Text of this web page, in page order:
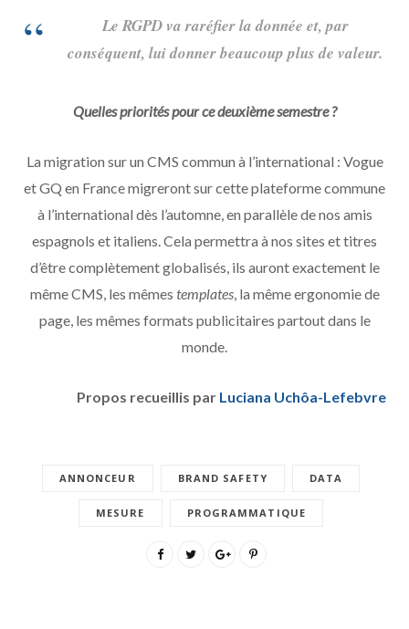
Le RGPD va raréfier la donnée et, par
conséquent, lui donner beaucoup plus de valeur.
Quelles priorités pour ce deuxième semestre ?
La migration sur un CMS commun à l’international : Vogue
et GQ en France migreront sur cette plateforme commune
à l’international dès l’automne, en parallèle de nos amis
espagnols et italiens. Cela permettra à nos sites et titres
d’être complètement globalisés, ils auront exactement le
même CMS, les mêmes templates, la même ergonomie de
page, les mêmes formats publicitaires partout dans le
monde.
Propos recueillis par Luciana Uchôa-Lefebvre
ANNONCEUR BRAND SAFETY DATA
MESURE PROGRAMMATIQUE